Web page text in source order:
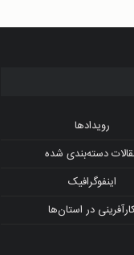
رویدادها
دسته‌بندی شده
اینفوگرافیک
در استان‌ها